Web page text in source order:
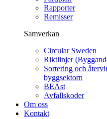
Rapporter
Remisser
Samverkan
Circular Sweden
Riktlinjer
Sortering och
byggsektorn
BEAst
Avfallskoder
Om oss
Kontakt